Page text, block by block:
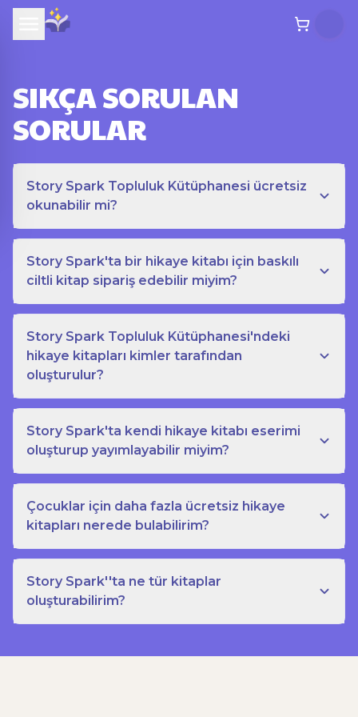
SIKÇA SORULAN
SORULAR
Story Spark Topluluk Kütüphanesi ücretsiz
okunabilir mi?
Story Spark'ta bir hikaye kitabı için baskılı
ciltli kitap sipariş edebilir miyim?
Story Spark Topluluk Kütüphanesi'ndeki
hikaye kitapları kimler tarafından
oluşturulur?
Story Spark'ta kendi hikaye kitabı eserimi
oluşturup yayımlayabilir miyim?
Çocuklar için daha fazla ücretsiz hikaye
kitapları nerede bulabilirim?
Story Spark''ta ne tür kitaplar
oluşturabilirim?